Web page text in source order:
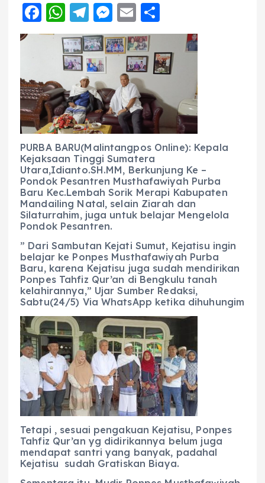
F
a
b
o
o
k
W
h
a
ts
A
p
p
T
el
e
g
r
a
m
M
e
ss
e
n
g
er
E
m
ai
l
h
a
re
PURBA BARU(Malintangpos Online): Kepala
Kejaksaan Tinggi Sumatera
Utara,Idianto.SH.MM, Berkunjung Ke –
Pondok Pesantren Musthafawiyah Purba
Baru Kec.Lembah Sorik Merapi Kabupaten
Mandailing Natal, selain Ziarah dan
Silaturrahim, juga untuk belajar Mengelola
Pondok Pesantren.
” Dari Sambutan Kejati Sumut, Kejatisu ingin
belajar ke Ponpes Musthafawiyah Purba
Baru, karena Kejatisu juga sudah mendirikan
Ponpes Tahfiz Qur’an di Bengkulu tanah
kelahirannya,” Ujar Sumber Redaksi,
Sabtu(24/5) Via WhatsApp ketika dihuhungim
Tetapi , sesuai pengakuan Kejatisu, Ponpes
Tahfiz Qur’an yg didirikannya belum juga
mendapat santri yang banyak, padahal
Kejatisu sudah Gratiskan Biaya.